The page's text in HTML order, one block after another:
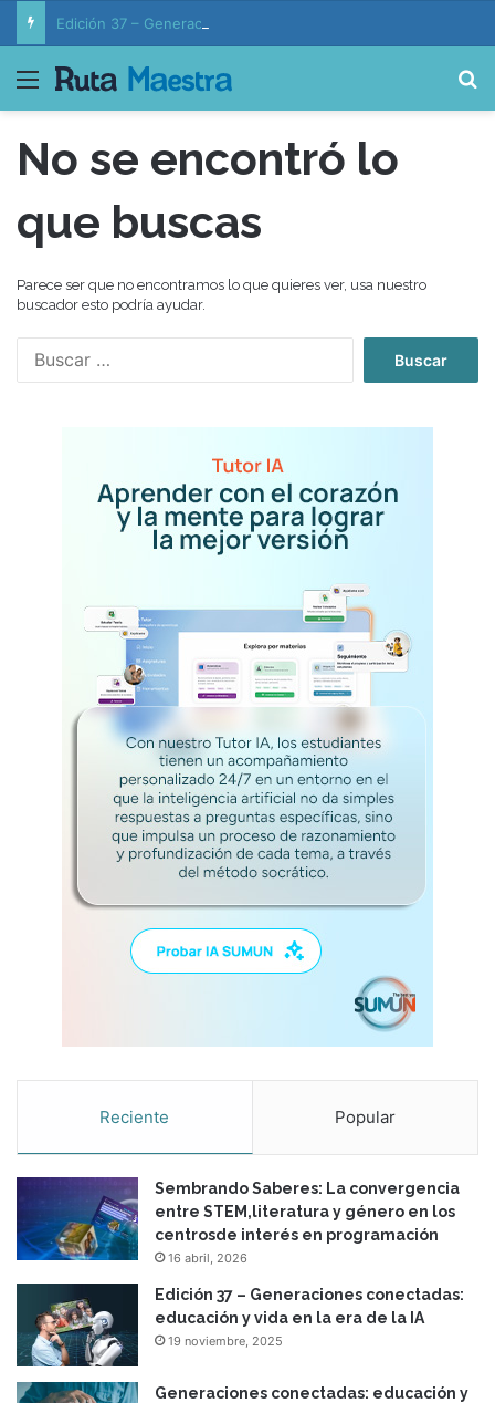
Menú
No se encontró lo
que buscas
Parece ser que no encontramos lo que quieres ver, usa nuestro
buscador esto podría ayudar.
:
Reciente Popular
Sembrando Saberes: La convergencia
entre STEM,literatura y género en los
centrosde interés en programación
16 abril, 2026
Edición 37 – Generaciones conectadas:
educación y vida en la era de la IA
19 noviembre, 2025
Generaciones conectadas: educación y